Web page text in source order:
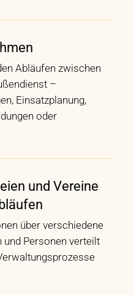
Abläufen zwischen
–
Einsatzplanung,
oder
und Vereine
über verschiedene
und Personen verteilt